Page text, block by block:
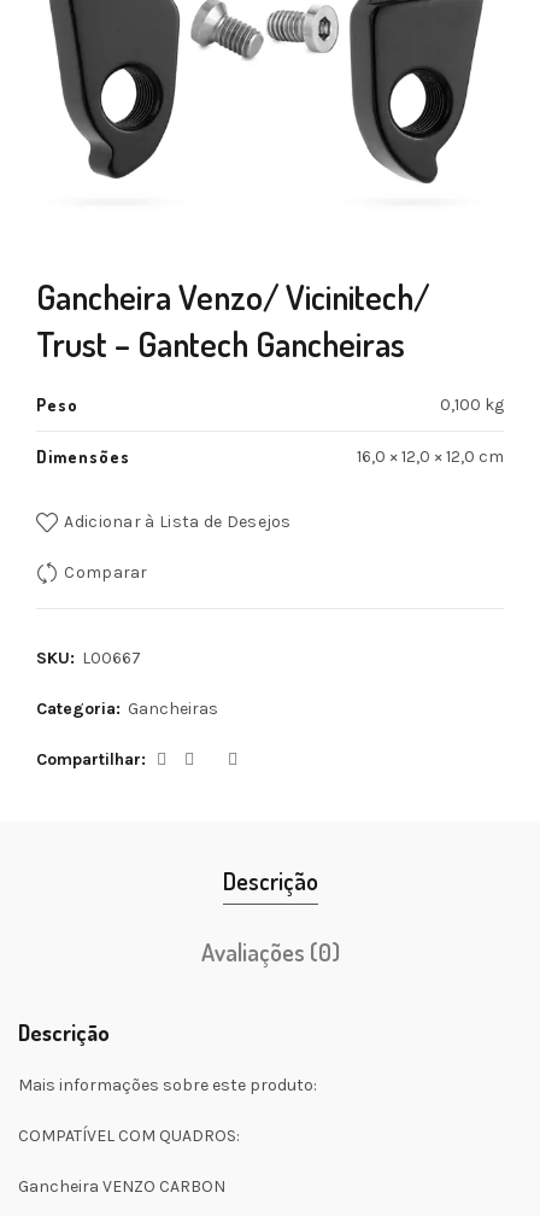
Gancheira Venzo/ Vicinitech/
Trust – Gantech Gancheiras
Peso 0,100 kg
Dimensões 16,0 × 12,0 × 12,0 cm
Adicionar à Lista de Desejos
Comparar
SKU: L00667
Categoria: Gancheiras
Compartilhar
Descrição
Avaliações (0)
Descrição
Mais informações sobre este produto:
COMPATÍVEL COM QUADROS:
Gancheira VENZO CARBON